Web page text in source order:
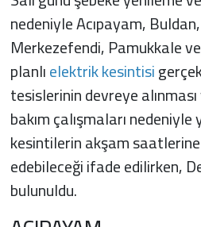
nedeniyle Acıpayam,
Merkezefendi, Pamukkale
planlıelektrik kesintisi
tesislerinin devreye
bakım çalışmaları
kesintilerin akşam
edebileceği ifade edilirken,
bulunuldu.